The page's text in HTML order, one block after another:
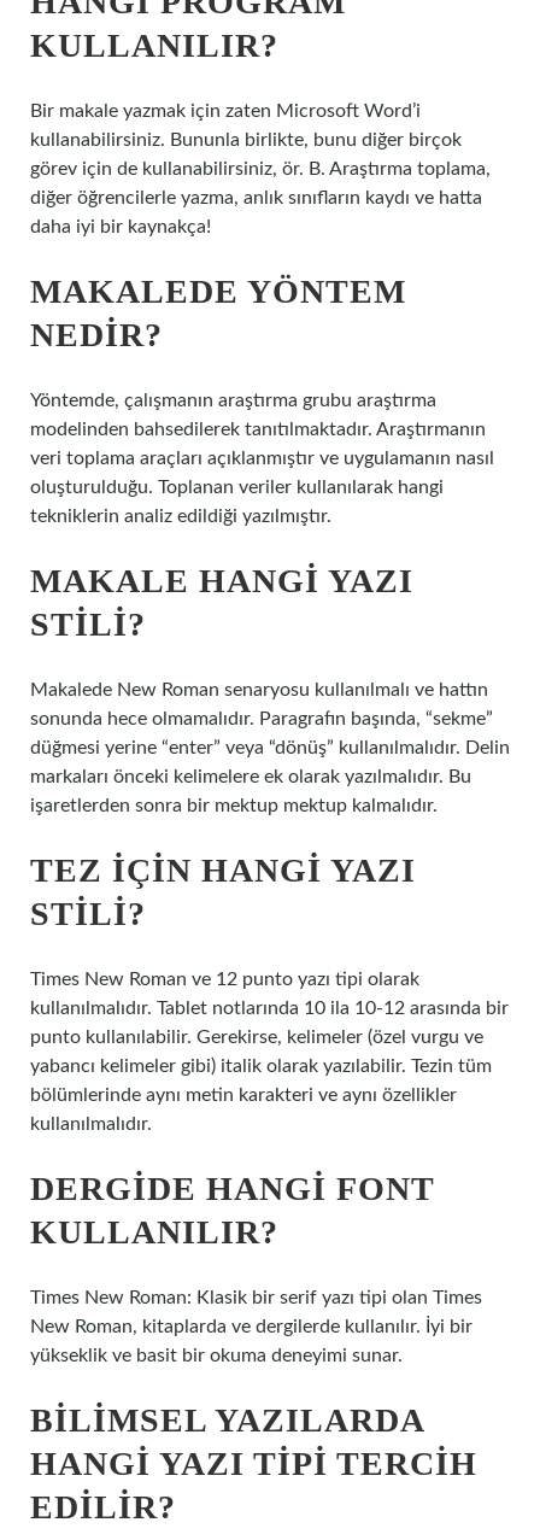
KULLANILIR?
Bir makale yazmak için zaten Microsoft Word’i
kullanabilirsiniz. Bununla birlikte, bunu diğer birçok
görev için de kullanabilirsiniz, ör. B. Araştırma toplama,
diğer öğrencilerle yazma, anlık sınıfların kaydı ve hatta
daha iyi bir kaynakça!
MAKALEDE YÖNTEM
NEDIR?
Yöntemde, çalışmanın araştırma grubu araştırma
modelinden bahsedilerek tanıtılmaktadır. Araştırmanın
veri toplama araçları açıklanmıştır ve uygulamanın nasıl
oluşturulduğu. Toplanan veriler kullanılarak hangi
tekniklerin analiz edildiği yazılmıştır.
MAKALE HANGI YAZI
STILI?
Makalede New Roman senaryosu kullanılmalı ve hattın
sonunda hece olmamalıdır. Paragrafın başında, “sekme”
düğmesi yerine “enter” veya “dönüş” kullanılmalıdır. Delin
markaları önceki kelimelere ek olarak yazılmalıdır. Bu
işaretlerden sonra bir mektup mektup kalmalıdır.
TEZ IÇIN HANGI YAZI
STILI?
Times New Roman ve 12 punto yazı tipi olarak
kullanılmalıdır. Tablet notlarında 10 ila 10-12 arasında bir
punto kullanılabilir. Gerekirse, kelimeler (özel vurgu ve
yabancı kelimeler gibi) italik olarak yazılabilir. Tezin tüm
bölümlerinde aynı metin karakteri ve aynı özellikler
kullanılmalıdır.
DERGIDE HANGI FONT
KULLANILIR?
Times New Roman: Klasik bir serif yazı tipi olan Times
New Roman, kitaplarda ve dergilerde kullanılır. İyi bir
yükseklik ve basit bir okuma deneyimi sunar.
BILIMSEL YAZILARDA
HANGI YAZI TIPI TERCIH
EDILIR?